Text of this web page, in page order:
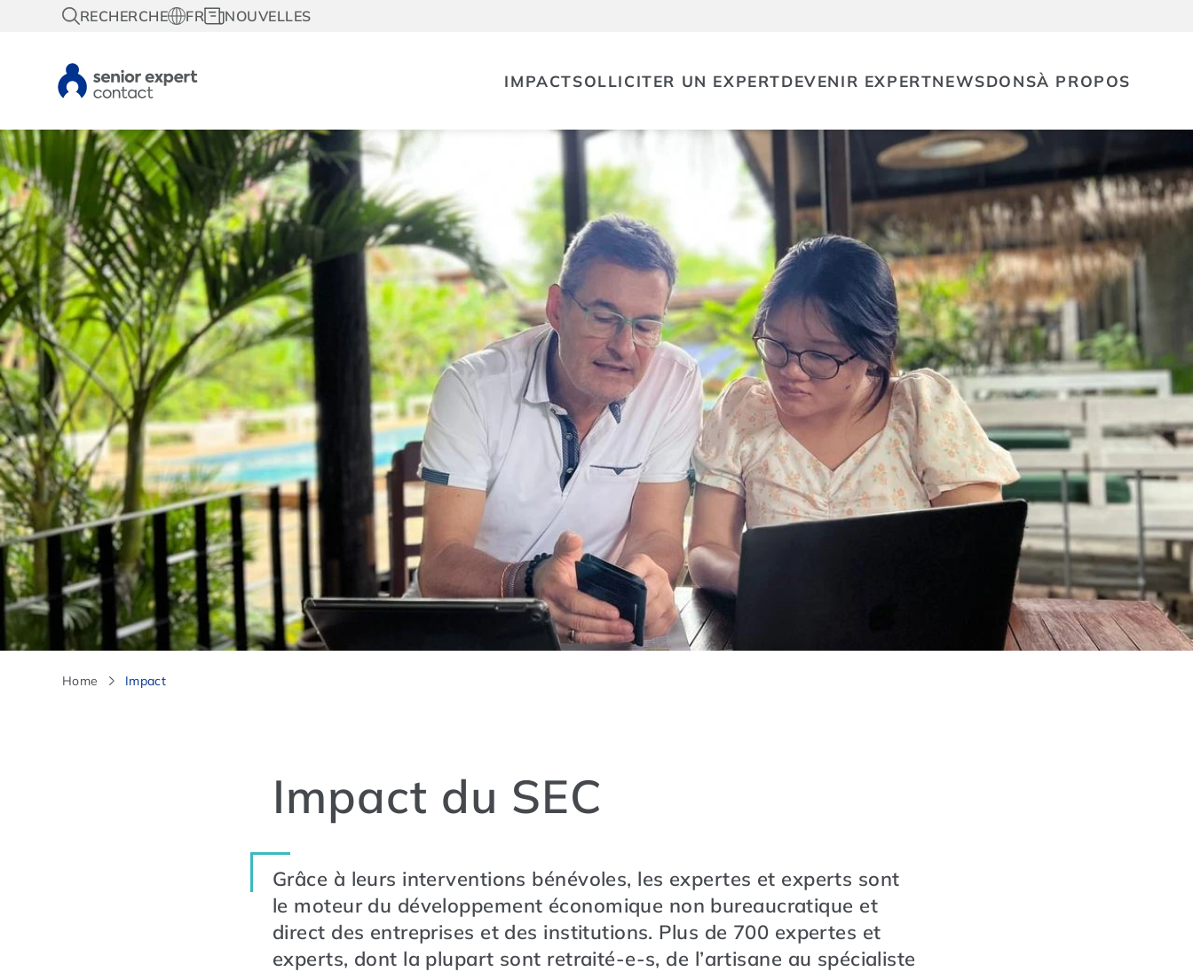
RECHERCHE FR NOUVELLES
IMPACTSOLLICITER UN EXPERTDEVENIR EXPERTNEWSDONSÀ PROPOS
Home Impact
Impact du SEC
Grâce à leurs interventions bénévoles, les expertes et experts sont
le moteur du développement économique non bureaucratique et
direct des entreprises et des institutions. Plus de 700 expertes et
experts, dont la plupart sont retraité-e-s, de l’artisane au spécialiste